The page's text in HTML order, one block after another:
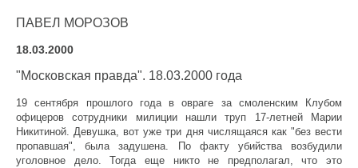
ПАВЕЛ МОРОЗОВ
18.03.2000
"Московская правда". 18.03.2000 года
19 сентября прошлого года в овраге за смоленским Клубом
офицеров сотрудники милиции нашли труп 17-летней Марии
Никитиной. Девушка, вот уже три дня числящаяся как "без вести
пропавшая", была задушена. По факту убийства возбудили
уголовное дело. Тогда еще никто не предполагал, что это